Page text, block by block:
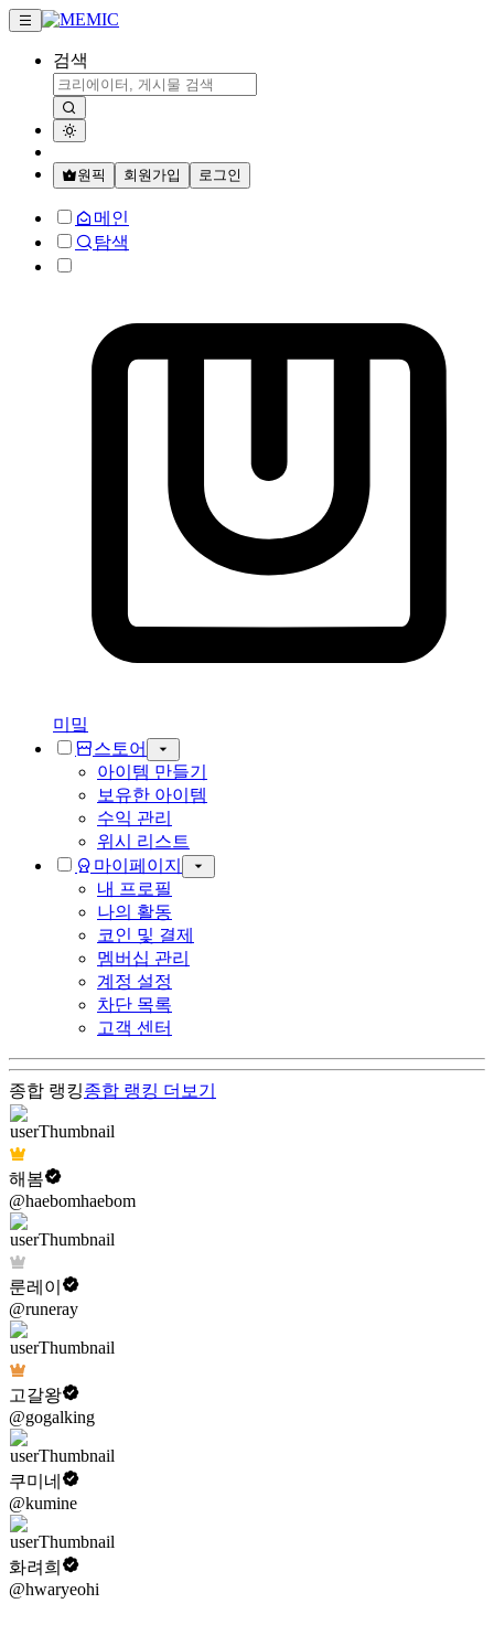
검색
원픽 회원가입 로그인
메인
탐색
미밐
스토어
아이템 만들기
보유한 아이템
수익 관리
위시 리스트
마이페이지
내 프로필
나의 활동
코인 및 결제
멤버십 관리
계정 설정
차단 목록
고객 센터
종합 랭킹종합 랭킹 더보기
해봄
@haebomhaebom
룬레이
@runeray
고갈왕
@gogalking
쿠미네
@kumine
화려희
@hwaryeohi